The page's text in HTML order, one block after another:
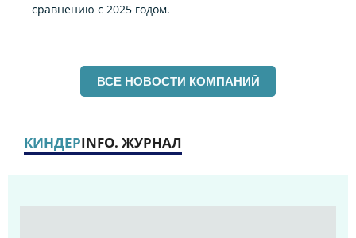
сравнению с 2025 годом.
ВСЕ НОВОСТИ КОМПАНИЙ
КИНДЕРINFO. ЖУРНАЛ